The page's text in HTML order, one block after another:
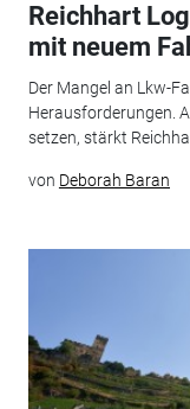
Reichhart
mit neuem
Der Mangel an Lkw-
Herausforderungen.
setzen, stärkt
von Deborah Baran